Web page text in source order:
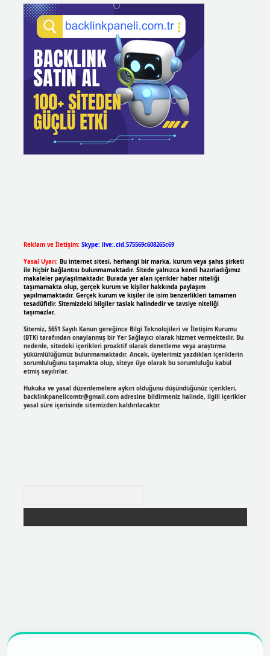
Reklam ve İletişim: Skype: live:.cid.575569c608265c69
Yasal Uyarı: Bu internet sitesi, herhangi bir marka, kurum veya şahıs şirketi
ile hiçbir bağlantısı bulunmamaktadır. Sitede yalnızca kendi hazırladığımız
makaleler paylaşılmaktadır. Burada yer alan içerikler haber niteliği
taşımamakta olup, gerçek kurum ve kişiler hakkında paylaşım
yapılmamaktadır. Gerçek kurum ve kişiler ile isim benzerlikleri tamamen
tesadüfidir. Sitemizdeki bilgiler taslak halindedir ve tavsiye niteliği
taşımazlar.
Sitemiz, 5651 Sayılı Kanun gereğince Bilgi Teknolojileri ve İletişim Kurumu
(BTK) tarafından onaylanmış bir Yer Sağlayıcı olarak hizmet vermektedir. Bu
nedenle, sitedeki içerikleri proaktif olarak denetleme veya araştırma
yükümlülüğümüz bulunmamaktadır. Ancak, üyelerimiz yazdıkları içeriklerin
sorumluluğunu taşımakta olup, siteye üye olarak bu sorumluluğu kabul
etmiş sayılırlar.
Hukuka ve yasal düzenlemelere aykırı olduğunu düşündüğünüz içerikleri,
backlinkpanelicomtr@gmail.comadresine bildirmeniz halinde, ilgili içerikler
yasal süre içerisinde sitemizden kaldırılacaktır.